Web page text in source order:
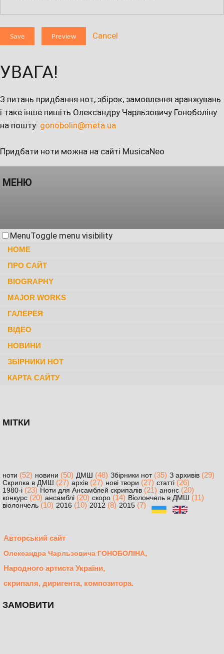
Cancel
УВАГА!
З питань придбання нот, збірок, замовлення аранжувань
і таке інше пишіть Олександру Чарльзовичу Гоноболіну
на пошту: gonobolin@meta.ua
Придбати ноти можна на сайті MusicaNeo
МЕНЮ
MenuToggle menu visibility
HOME
ПРО САЙТ
BIOGRAPHY
MAJOR WORKS
ГАЛЕРЕЯ
ВІДЕО
НОВИНИ
ЗБІРНИКИ НОТ
КАРТА САЙТУ
МІТКИ
ноти (52) новини (50) ДМШ (48) Збірники нот(35) З архивів (29)
Скрипка в ДМШ (27) архів (27) нові твори (27) статті (26)
1980-і (23) Ноти для Ансамблей скрипалів (21) анонс (20)
конкурс (20) ансамблі (20) скоро (14) Віолончель в ДМШ (11)
віолончель (10) 2016 (10) 2012 (8) 2015 (7)
Авторський сайт
Олександра Чарльзовича ГОНОБОЛІНА,
Народного артиста України,
скрипаля, диригента, композитора.
ЗАМОВИТИ